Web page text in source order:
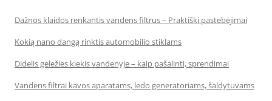
Dažnos klaidos renkantis vandens filtrus – Praktiški pastebėjimai
Kokią nano dangą rinktis automobilio stiklams
Didelis geležies kiekis vandenyje – kaip pašalinti, sprendimai
Vandens filtrai kavos aparatams, ledo generatoriams, šaldytuvams